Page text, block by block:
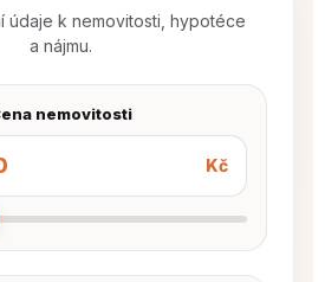
údaje k nemovitosti, hypotéce
a nájmu.
nemovitosti
Kč